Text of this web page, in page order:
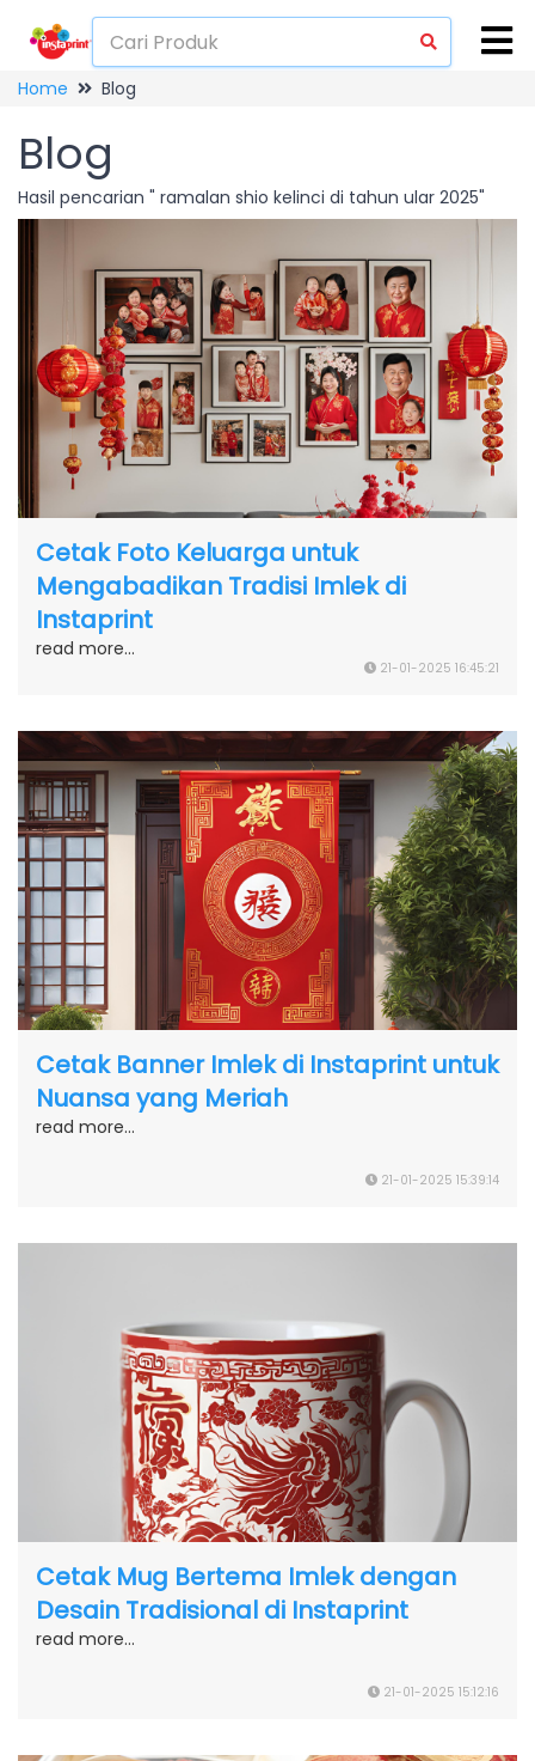
Home Blog
Blog
Hasil pencarian " ramalan shio kelinci di tahun ular 2025"
Cetak Foto Keluarga untuk
Mengabadikan Tradisi Imlek di
Instaprint
read more...
21-01-2025 16:45:21
Cetak Banner Imlek di Instaprint untuk
Nuansa yang Meriah
read more...
21-01-2025 15:39:14
Cetak Mug Bertema Imlek dengan
Desain Tradisional di Instaprint
read more...
21-01-2025 15:12:16